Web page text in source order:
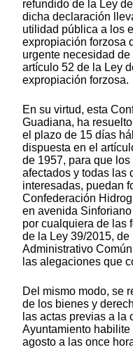
refundido de la Ley
dicha declaración
utilidad pública a los
expropiación forzosa
urgente necesidad
artículo 52 de la Ley
expropiación forzosa.
En su virtud, esta
Guadiana, ha
el plazo de 15 días
dispuesta en el
de 1957, para que
afectados y todas las
interesadas, puedan
Confederación
en avenida
por cualquiera de las
de la Ley 39/2015,
Administrativo
las alegaciones que
Del mismo modo, se
de los bienes y
las actas previas a la
Ayuntamiento
agosto a las once